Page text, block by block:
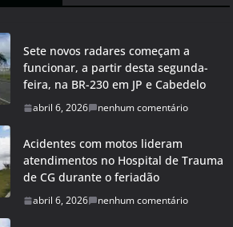
Sete novos radares começam a
funcionar, a partir desta segunda-
feira, na BR-230 em JP e Cabedelo
abril 6, 2026 nenhum comentário
Acidentes com motos lideram
atendimentos no Hospital de Trauma
de CG durante o feriadão
abril 6, 2026 nenhum comentário